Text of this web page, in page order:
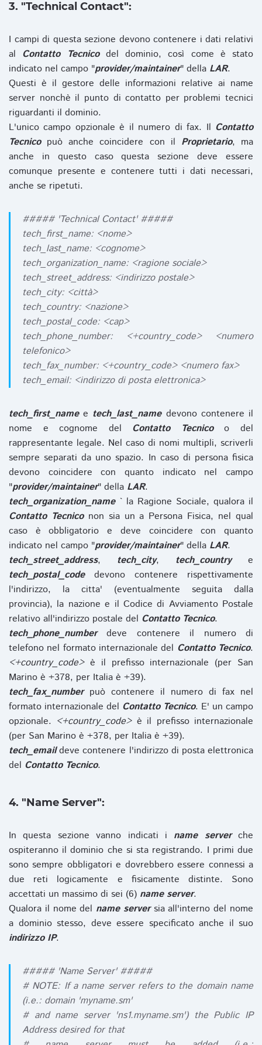
3. "Technical Contact":
I campi di questa sezione devono contenere i dati relativi
al Contatto Tecnicodel dominio, così come è stato
indicato nel campo "provider/maintainer" della LAR.
Questi è il gestore delle informazioni relative ai name
server nonchè il punto di contatto per problemi tecnici
riguardanti il dominio.
L'unico campo opzionale è il numero di fax. Il Contatto
Tecnicopuò anche coincidere con il Proprietario, ma
anche in questo caso questa sezione deve essere
comunque presente e contenere tutti i dati necessari,
anche se ripetuti.
##### 'Technical Contact' #####
tech_first_name: <nome>
tech_last_name: <cognome>
tech_organization_name: <ragione sociale>
tech_street_address: <indirizzo postale>
tech_city: <città>
tech_country: <nazione>
tech_postal_code: <cap>
tech_phone_number: <+country_code> <numero
telefonico>
tech_fax_number: <+country_code> <numero fax>
tech_email: <indirizzo di posta elettronica>
tech_first_namee tech_last_namedevono contenere il
nome e cognome del Contatto Tecnicoo del
rappresentante legale. Nel caso di nomi multipli, scriverli
sempre separati da uno spazio. In caso di persona fisica
devono coincidere con quanto indicato nel campo
"provider/maintainer" della LAR.
tech_organization_name` la Ragione Sociale, qualora il
Contatto Tecniconon sia un a Persona Fisica, nel qual
caso è obbligatorio e deve coincidere con quanto
indicato nel campo "provider/maintainer" della LAR.
tech_street_address, tech_city, tech_countrye
tech_postal_codedevono contenere rispettivamente
l'indirizzo, la citta' (eventualmente seguita dalla
provincia), la nazione e il Codice di Avviamento Postale
relativo all'indirizzo postale del Contatto Tecnico.
tech_phone_numberdeve contenere il numero di
telefono nel formato internazionale del Contatto Tecnico.
<+country_code>è il prefisso internazionale (per San
Marino è +378, per Italia è +39).
tech_fax_numberpuò contenere il numero di fax nel
formato internazionale del Contatto Tecnico. E' un campo
opzionale. <+country_code>è il prefisso internazionale
(per San Marino è +378, per Italia è +39).
tech_emaildeve contenere l'indirizzo di posta elettronica
del Contatto Tecnico.
4. "Name Server":
In questa sezione vanno indicati i name serverche
ospiteranno il dominio che si sta registrando. I primi due
sono sempre obbligatori e dovrebbero essere connessi a
due reti logicamente e fisicamente distinte. Sono
accettati un massimo di sei (6) name server.
Qualora il nome del name serversia all'interno del nome
a dominio stesso, deve essere specificato anche il suo
indirizzo IP.
##### 'Name Server' #####
# NOTE: If a name server refers to the domain name
(i.e.: domain 'myname.sm'
# and name server 'ns1.myname.sm') the Public IP
Address desired for that